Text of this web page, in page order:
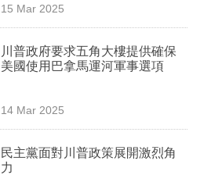
15 Mar 2025
川普政府要求五角大樓提供確保
美國使用巴拿馬運河軍事選項
14 Mar 2025
民主黨面對川普政策展開激烈角
力